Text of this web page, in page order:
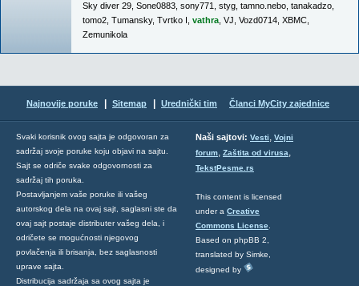
Sky diver 29 Sone0883 sony771 styg tamno.nebo tanakadzo
tomo2 Tumansky, Tvrtko I vathra VJ Vozd0714 XBMC
Zemunikola
Najnovije poruke Sitemap Urednički tim Članci MyCity zajednice
Svaki korisnik ovog sajta je odgovoran za
sadržaj svoje poruke koju objavi na sajtu.
Sajt se odriče svake odgovornosti za
sadržaj tih poruka.
Postavljanjem vaše poruke ili vašeg
autorskog dela na ovaj sajt, saglasni ste da
ovaj sajt postaje distributer vašeg dela, i
odričete se mogućnosti njegovog
povlačenja ili brisanja, bez saglasnosti
uprave sajta.
Distribucija sadržaja sa ovog sajta je
Naši sajtovi: Vesti, Vojni
forum, Zaštita od virusa,
TekstPesme.rs
This content is licensed
under a Creative
Commons License
Based on phpBB 2,
translated by Simke,
designed by